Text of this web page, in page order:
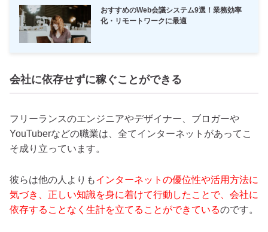
おすすめのWeb会議システム9選！業務効率
化・リモートワークに最適
会社に依存せずに稼ぐことができる
フリーランスのエンジニアやデザイナー、ブロガーや
YouTuberなどの職業は、全てインターネットがあってこ
そ成り立っています。
彼らは他の人よりもインターネットの優位性や活用方法に
気づき、正しい知識を身に着けて行動したことで、会社に
依存することなく生計を立てることができているのです。